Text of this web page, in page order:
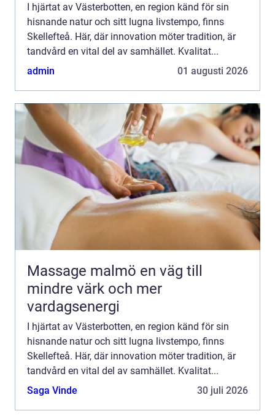
I hjärtat av Västerbotten, en region känd för sin
hisnande natur och sitt lugna livstempo, finns
Skellefteå. Här, där innovation möter tradition, är
tandvård en vital del av samhället. Kvalitat...
admin
01 augusti 2026
Massage malmö en väg till
mindre värk och mer
vardagsenergi
I hjärtat av Västerbotten, en region känd för sin
hisnande natur och sitt lugna livstempo, finns
Skellefteå. Här, där innovation möter tradition, är
tandvård en vital del av samhället. Kvalitat...
Saga Vinde
30 juli 2026